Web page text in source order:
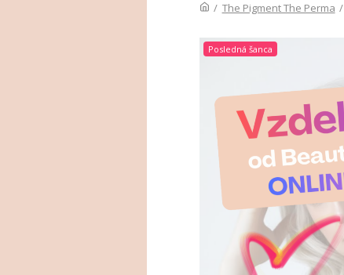
/ The Pigment The Perma /
Posledná šanca